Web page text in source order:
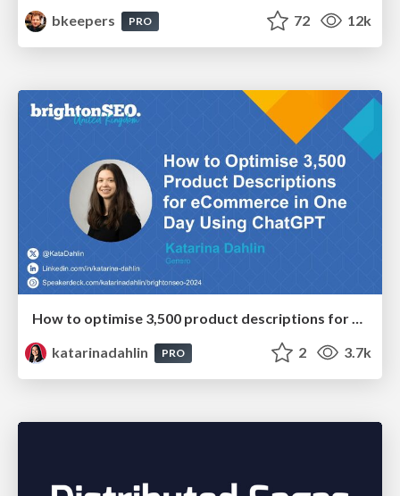
bkeepers PRO 72 12k
How to optimise 3,500 product descriptions for ecommerce in one day using ChatGPT
katarinadahlin
PRO 2 3.7k